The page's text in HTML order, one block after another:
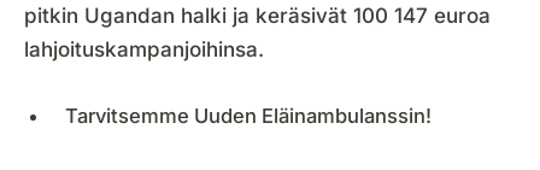
pitkin Ugandan halki ja keräsivät 100 147 euroa
lahjoituskampanjoihinsa.
Tarvitsemme Uuden Eläinambulanssin!